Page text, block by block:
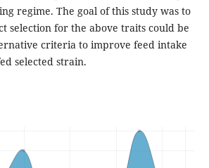
regime. The goal of this study was to
selection for the above traits could be
criteria to improve feed intake
selected strain.